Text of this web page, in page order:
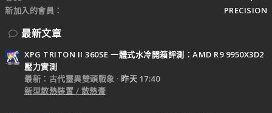
新加入的會員
PRECISION
最新文章
XPG TRITON II 360SE 一體式水冷開箱評測：AMD R9 9950X3D2
壓力實測
最新：古代靈異雙頭戰象
昨天 17:40
新型散熱裝置 / 散熱膏